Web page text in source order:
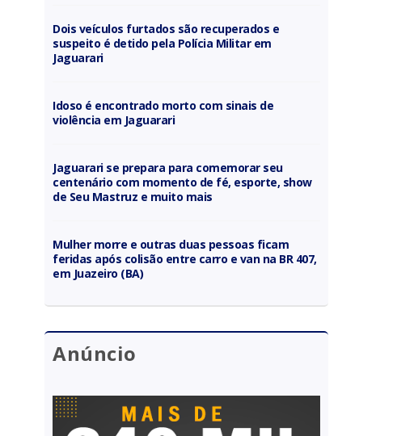
Dois veículos furtados são recuperados e
suspeito é detido pela Polícia Militar em
Jaguarari
Idoso é encontrado morto com sinais de
violência em Jaguarari
Jaguarari se prepara para comemorar seu
centenário com momento de fé, esporte, show
de Seu Mastruz e muito mais
Mulher morre e outras duas pessoas ficam
feridas após colisão entre carro e van na BR 407,
em Juazeiro (BA)
Anúncio